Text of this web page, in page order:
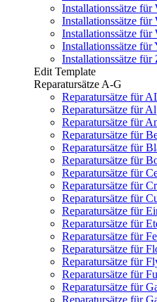
Installationssätze für
Installationssätze für
Installationssätze
Installationssätze für
Installationssätze für
Edit Template
Reparatursätze A-G
Reparatursätze für
Reparatursätze für
Reparatursätze für
Reparatursätze für
Reparatursätze für
Reparatursätze für
Reparatursätze für
Reparatursätze für
Reparatursätze für
Reparatursätze für
Reparatursätze für
Reparatursätze für
Reparatursätze für
Reparatursätze für
Reparatursätze für
Reparatursätze für